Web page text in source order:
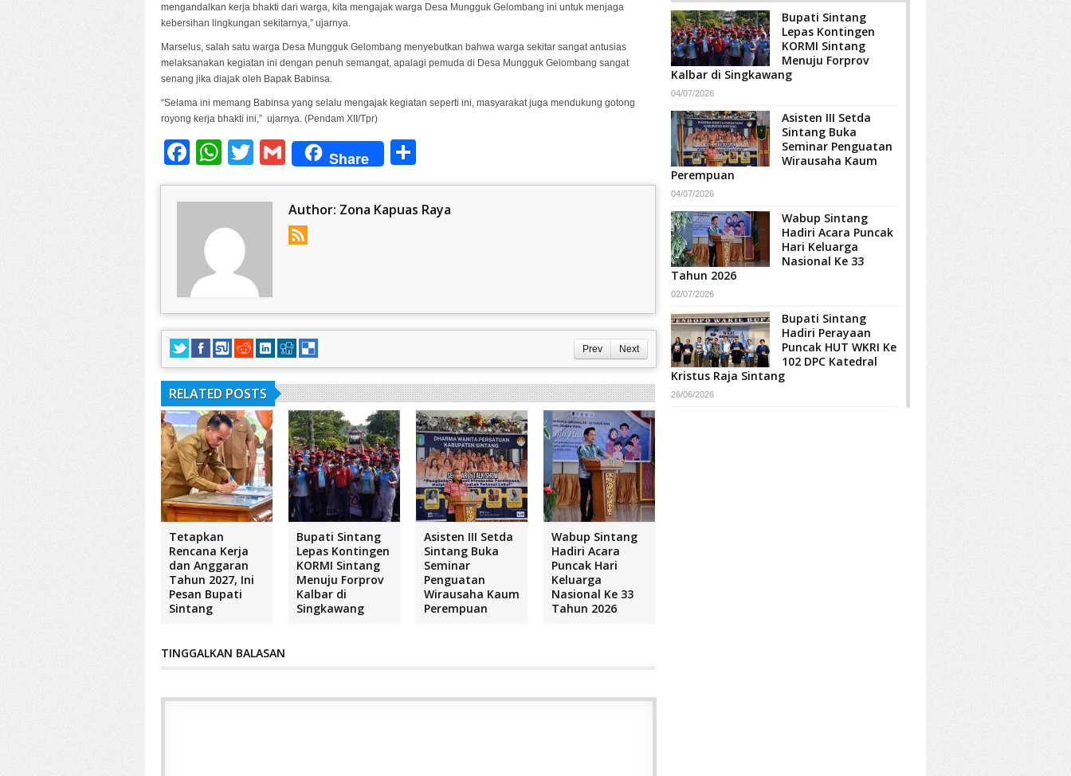
mengandalkan kerja bhakti dari warga, kita mengajak warga Desa Mungguk Gelombang ini untuk menjaga
kebersihan lingkungan sekitarnya,” ujarnya.
Marselus, salah satu warga Desa Mungguk Gelombang menyebutkan bahwa warga sekitar sangat antusias
melaksanakan kegiatan ini dengan penuh semangat, apalagi pemuda di Desa Mungguk Gelombang sangat
senang jika diajak oleh Bapak Babinsa.
“Selama ini memang Babinsa yang selalu mengajak kegiatan seperti ini, masyarakat juga mendukung gotong
royong kerja bhakti ini,” ujarnya. (Pendam XII/Tpr)
Facebook
WhatsApp
TwitterGmail
Share
Author: Zona Kapuas Raya
Prev Next
RELATED POSTS
Tetapkan
Rencana Kerja
dan Anggaran
Tahun 2027, Ini
Pesan Bupati
Sintang
Bupati Sintang
Lepas Kontingen
KORMI Sintang
Menuju Forprov
Kalbar di
Singkawang
Asisten III Setda
Sintang Buka
Seminar
Penguatan
Wirausaha Kaum
Perempuan
Wabup Sintang
Hadiri Acara
Puncak Hari
Keluarga
Nasional Ke 33
Tahun 2026
TINGGALKAN BALASAN
Bupati Sintang
Lepas Kontingen
KORMI Sintang
Menuju Forprov
Kalbar di Singkawang
04/07/2026
Asisten III Setda
Sintang Buka
Seminar Penguatan
Wirausaha Kaum
Perempuan
04/07/2026
Wabup Sintang
Hadiri Acara Puncak
Hari Keluarga
Nasional Ke 33
Tahun 2026
02/07/2026
Bupati Sintang
Hadiri Perayaan
Puncak HUT WKRI Ke
102 DPC Katedral
Kristus Raja Sintang
26/06/2026